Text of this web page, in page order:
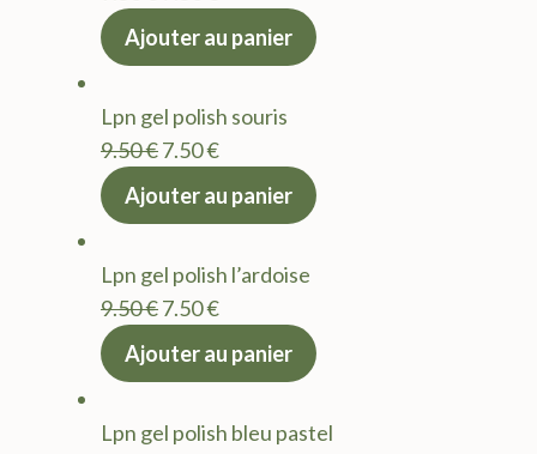
prix
9.50 €.
actuel
7.50 €.
Ajouter au panier
Lpn gel polish souris
9.50€Le
prix
9.50 €.
7.50€Le
actuel
7.50 €.
Ajouter au panier
Lpn gel polish l’ardoise
9.50€Le
prix
9.50 €.
7.50€Le
actuel
7.50 €.
Ajouter au panier
Lpn gel polish bleu pastel